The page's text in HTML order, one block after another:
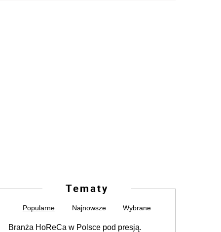
Tematy
Popularne Najnowsze Wybrane
Branża HoReCa w Polsce pod presją.